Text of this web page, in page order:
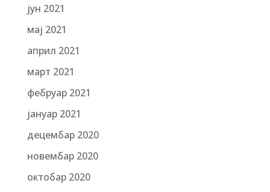
јун 2021
мај 2021
април 2021
март 2021
фебруар 2021
јануар 2021
децембар 2020
новембар 2020
октобар 2020